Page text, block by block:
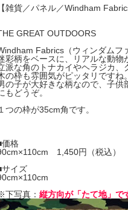
雑貨／パネル／Windham
GREAT OUTDOORS
Fabrics（ウィンダムフ
彩柄をベースに、リアルな動物
派な角のトナカイやヘラジカ、
の枠も雰囲気がピッタリですね。
の子が大好きな柄なので、子供
もどうぞ。
つの枠が35cm角です。
格
1,450円（税込）
イズ
写真： 縦方向が「たて地」で